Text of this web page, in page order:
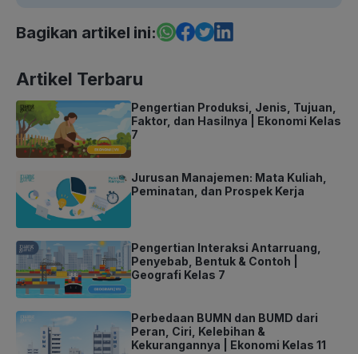
Bagikan artikel ini:
Artikel Terbaru
Pengertian Produksi, Jenis, Tujuan,
Faktor, dan Hasilnya | Ekonomi Kelas
7
Jurusan Manajemen: Mata Kuliah,
Peminatan, dan Prospek Kerja
Pengertian Interaksi Antarruang,
Penyebab, Bentuk & Contoh |
Geografi Kelas 7
Perbedaan BUMN dan BUMD dari
Peran, Ciri, Kelebihan &
Kekurangannya | Ekonomi Kelas 11